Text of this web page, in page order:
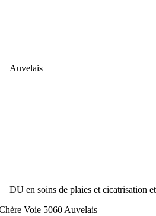
Auvelais
DU en soins de plaies et cicatrisation
Voie 5060 Auvelais